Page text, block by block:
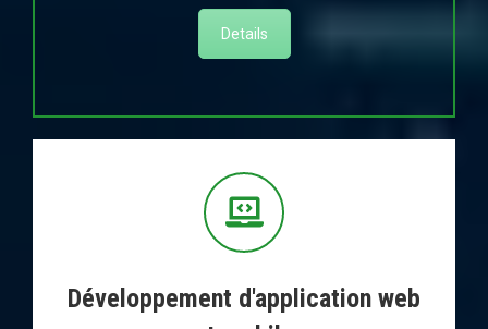
Details
Développement d'application web